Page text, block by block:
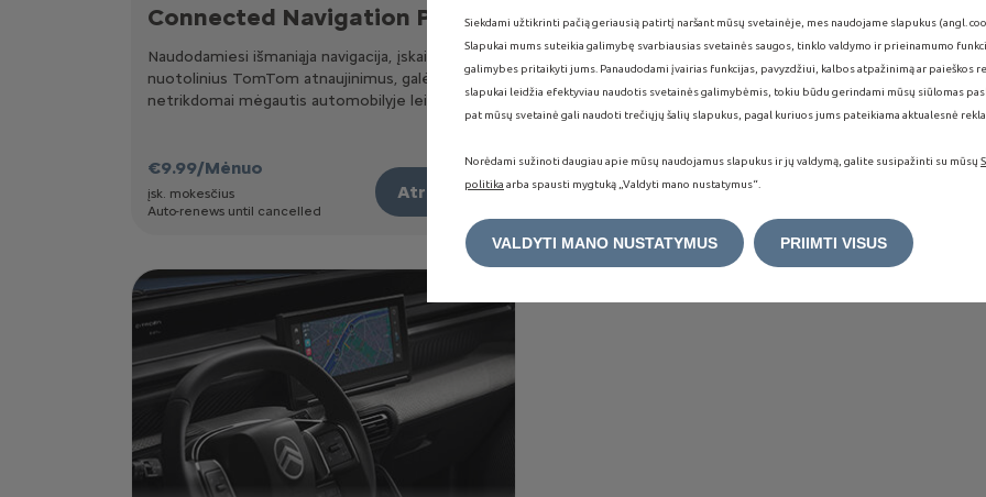
Connected Navigation Pack
Naudodamiesi išmaniąja navigacija, įskaitant
nuotolinius TomTom atnaujinimus, galėsite
netrikdomai mėgautis automobilyje leidžiamu
€9.99/Mėnuo
įsk. mokesčius
Auto-renews until cancelled
Atraskite
NUOTOLINIS VALDYMAS
Palaikykite ryšį su automobiliu naudodamiesi
MyCitroën programėle.
ĮSKAIČIUOTA
for 10 metai
Siekdami užtikrinti pačią geriausią patirtį naršant mūsų svetainėje, mes naudojame slapukus (angl.
Slapukai mums suteikia galimybę svarbiausias svetainės saugos, tinklo valdymo ir prieinamumo
galimybes pritaikyti jums. Panaudodami įvairias funkcijas, pavyzdžiui, kalbos atpažinimą ar paieškos
slapukai leidžia efektyviau naudotis svetainės galimybėmis, tokiu būdu gerindami mūsų siūlomas
pat mūsų svetainė gali naudoti trečiųjų šalių slapukus, pagal kuriuos jums pateikiama aktualesnė
Norėdami sužinoti daugiau apie mūsų naudojamus slapukus ir jų valdymą, galite susipažinti su mūsų
politika arba spausti mygtuką „Valdyti mano nustatymus“.
VALDYTI MANO NUSTATYMUS PRIIMTI VISUS